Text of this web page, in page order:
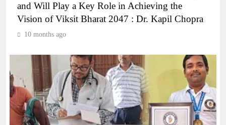
and Will Play a Key Role in Achieving the
Vision of Viksit Bharat 2047 : Dr. Kapil Chopra
10 months ago